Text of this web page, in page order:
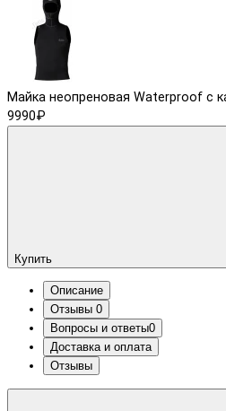
Майка неопреновая Waterproof с
9990₽
Купить
Описание
Отзывы 0
Вопросы и ответы0
Доставка и оплата
Отзывы